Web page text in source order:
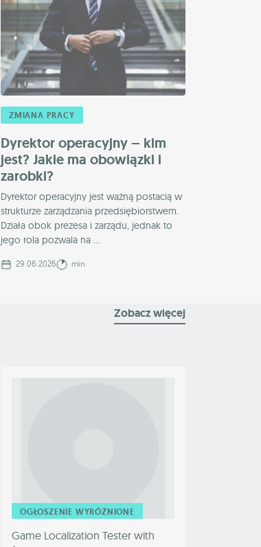
ZMIANA PRACY
Dyrektor operacyjny – kim
jest? Jakie ma obowiązki i
zarobki?
Dyrektor operacyjny jest ważną postacią w
strukturze zarządzania przedsiębiorstwem.
Działa obok prezesa i zarządu, jednak to
jego rola pozwala na ...
29.06.2026 min.
Zobacz więcej
OGŁOSZENIE WYRÓŻNIONE
Game Localization Tester with